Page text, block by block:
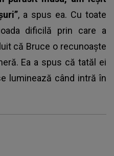
, a spus ea. Cu toate
dificilă prin care a
că Bruce o recunoaște
Ea a spus că tatăl ei
luminează când intră în